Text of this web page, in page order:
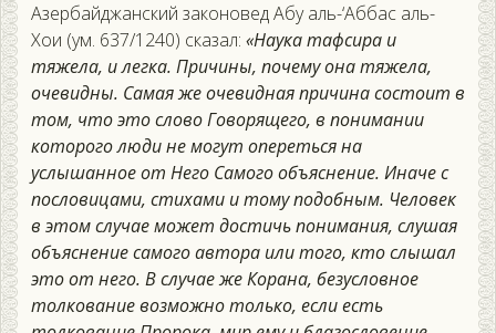
Азербайджанский законовед Абу аль-‘Аббас аль-
Хои (ум. 637/1240) сказал: «Наука тафсира и
тяжела, и легка. Причины, почему она тяжела,
очевидны. Самая же очевидная причина состоит в
том, что это слово Говорящего, в понимании
которого люди не могут опереться на
услышанное от Него Самого объяснение. Иначе с
пословицами, стихами и тому подобным. Человек
в этом случае может достичь понимания, слушая
объяснение самого автора или того, кто слышал
это от него. В случае же Корана, безусловное
толкование возможно только, если есть